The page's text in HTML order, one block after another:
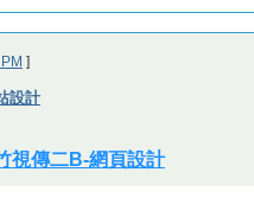
]
設計
視傳二B-網頁設計